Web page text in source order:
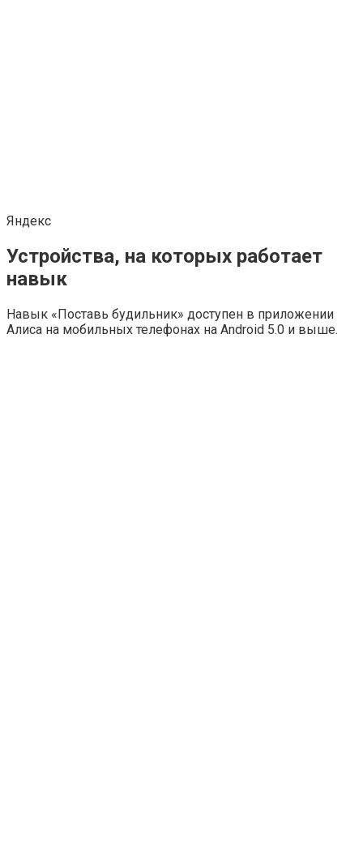
Яндекс
Устройства, на которых работает
навык
Навык «Поставь будильник» доступен в приложении
Алиса на мобильных телефонах на Android 5.0 и выше.